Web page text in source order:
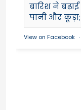
बारिश ने
पानी और कूड़ा;
View on Facebook ·